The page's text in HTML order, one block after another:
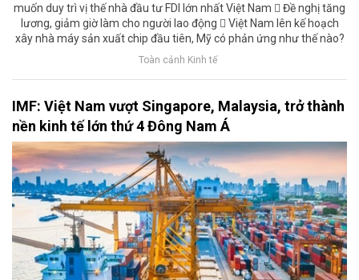
muốn duy trì vị thế nhà đầu tư FDI lớn nhất Việt Nam  Đề nghị tăng
lương, giảm giờ làm cho người lao động  Việt Nam lên kế hoạch
xây nhà máy sản xuất chip đầu tiên, Mỹ có phản ứng như thế nào?
Toàn cảnh Kinh tế
IMF: Việt Nam vượt Singapore, Malaysia, trở thành
nền kinh tế lớn thứ 4 Đông Nam Á